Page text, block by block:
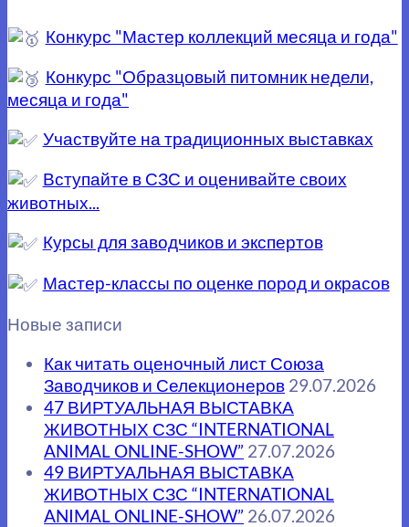
Конкурс "Мастер коллекций месяца и года"
Конкурс "Образцовый питомник недели,
месяца и года"
Участвуйте на традиционных выставках
Вступайте в СЗС и оценивайте своих
животных...
Курсы для заводчиков и экспертов
Мастер-классы по оценке пород и окрасов
Новые записи
Как читать оценочный лист Союза
Заводчиков и Селекционеров 29.07.2026
47 ВИРТУАЛЬНАЯ ВЫСТАВКА
ЖИВОТНЫХ СЗС “INTERNATIONAL
ANIMAL ONLINE-SHOW” 27.07.2026
49 ВИРТУАЛЬНАЯ ВЫСТАВКА
ЖИВОТНЫХ СЗС “INTERNATIONAL
ANIMAL ONLINE-SHOW” 26.07.2026